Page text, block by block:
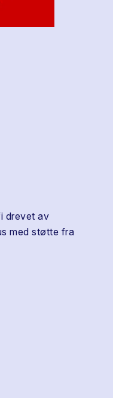
drevet av
med støtte fra